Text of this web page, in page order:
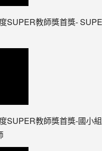
SUPER教師獎首獎-
SUPER教師獎首獎-國小